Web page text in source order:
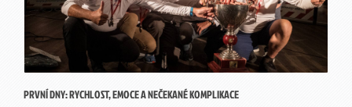
PRVNÍ DNY: RYCHLOST, EMOCE A NEČEKANÉ KOMPLIKACE